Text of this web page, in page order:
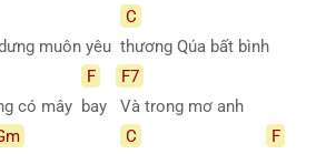
muôn yêu
C
thương Qúa bất bình
có mây
F
bay
F7
Và trong mơ anh
C
F